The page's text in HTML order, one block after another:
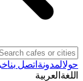
حولالمدونة اتصل بنا
اللغة العربية